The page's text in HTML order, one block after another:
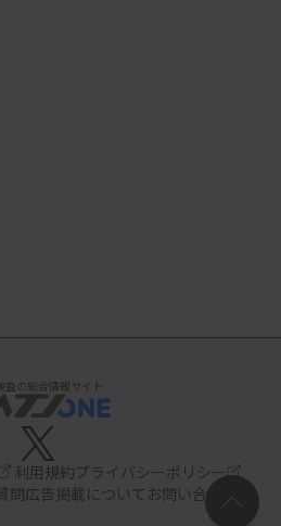
査の総合情報サイト
利用規約プライバシーポリシー
問広告掲載について お問い合わせ